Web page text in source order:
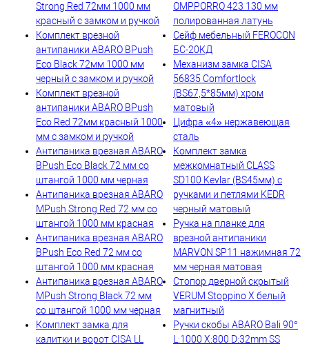
Strong Red 72мм 1000 мм
красный с замком и ручкой
Комплект врезной
антипаники ABARO BPush
Eco Black 72мм 1000 мм
черный с замком и ручкой
Комплект врезной
антипаники ABARO BPush
Eco Red 72мм красный 1000
мм с замком и ручкой
Антипаника врезная ABARO
BPush Eco Black 72 мм со
штангой 1000 мм черная
Антипаника врезная ABARO
МPush Strong Red 72 мм со
штангой 1000 мм красная
Антипаника врезная ABARO
BPush Eco Red 72 мм со
штангой 1000 мм красная
Антипаника врезная ABARO
МPush Strong Black 72 мм
со штангой 1000 мм черная
Комплект замка для
калитки и ворот CISA LL
OMPPORRO 423 130 мм
полированная латунь
Сейф мебельный FEROCON
БС-20КД
Механизм замка CISA
56835 Comfortlock
(BS67,5*85мм) хром
матовый
Цифра «4» нержавеющая
сталь
Комплект замка
межкомнатный CLASS
SD100 Kevlar (BS45мм) с
ручками и петлями KEDR
черный матовый
Ручка на планке для
врезной антипаники
MARVON SP11 нажимная 72
мм черная матовая
Стопор дверной скрытый
VERUM Stoppino X белый
магнитный
Ручки скобы ABARO Bali 90°
L:1000 X:800 D:32mm SS